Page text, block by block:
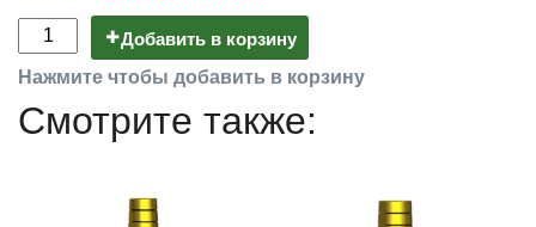
Добавить в корзину
Нажмите чтобы добавить в корзину
Смотрите также: